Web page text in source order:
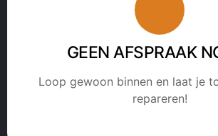
GEEN AFSPRAAK
Loop gewoon binnen en laat je
repareren!